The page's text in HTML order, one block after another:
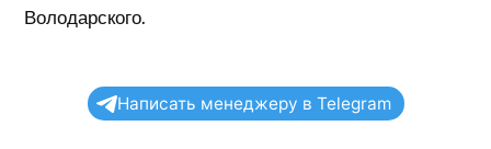
Володарского.
Написать менеджеру в Telegram